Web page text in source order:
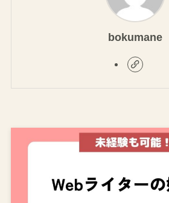
bokumane